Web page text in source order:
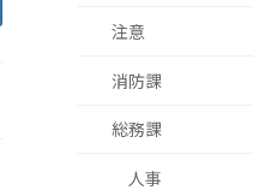
注意
消防課
総務課
人事